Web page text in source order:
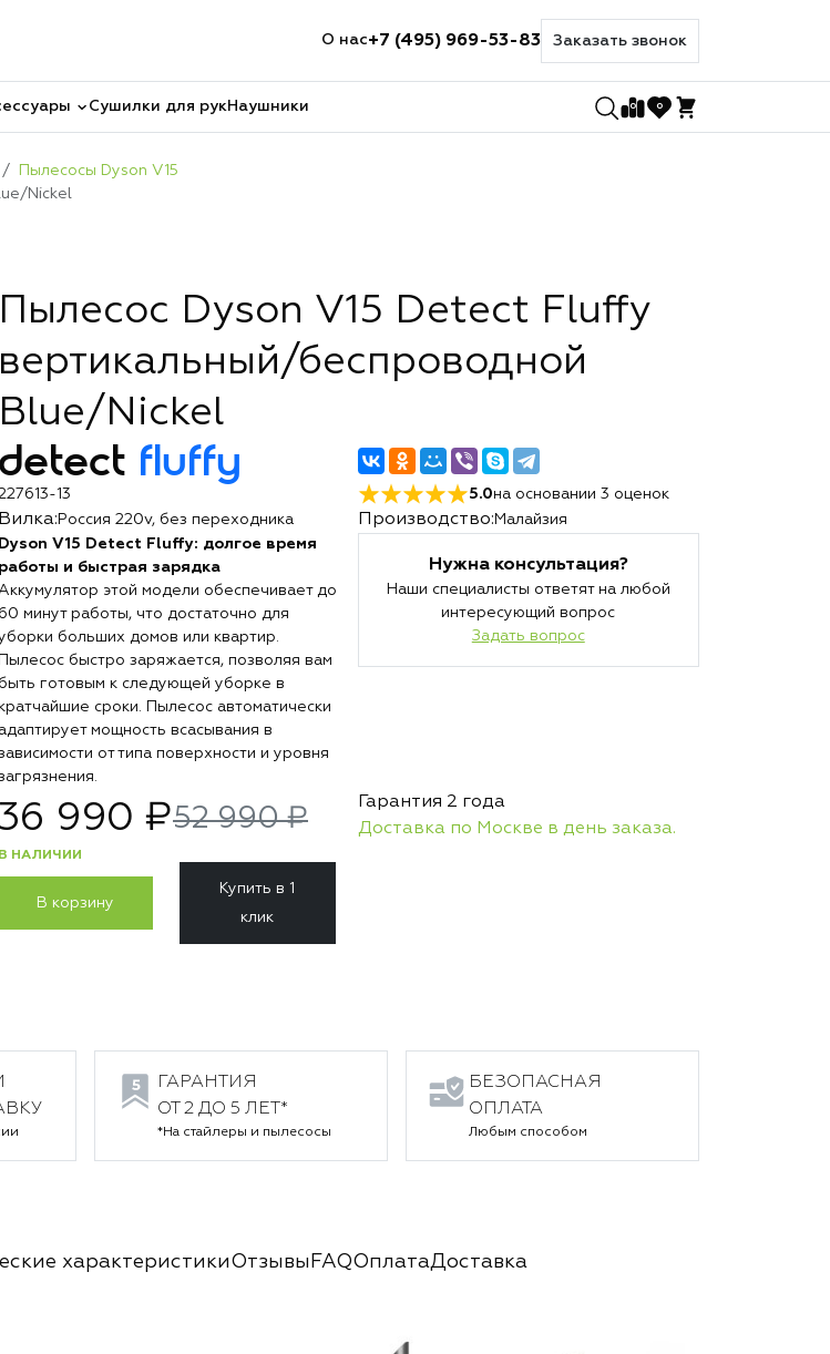
О нас+7 (495) 969-53-83 Заказать звонок
Сушилки для рукНаушники 0 0
Пылесосы Dyson V15
Nickel
Пылесос Dyson V15 Detect Fluffy
вертикальный/беспроводной
Blue/Nickel
detect fluffy
13 5.0на основании 3 оценок
Вилка: Россия 220v, без переходника Производство: Малайзия
Dyson V15 Detect Fluffy: долгое время
работы и быстрая зарядка
этой модели обеспечивает до
60 минут работы, что достаточно для
больших домов или квартир.
Пылесос быстро заряжается, позволяя вам
быть готовым к следующей уборке в
сроки. Пылесос автоматически
адаптирует мощность всасывания в
от типа поверхности и уровня
Нужна консультация?
Наши специалисты ответят на любой
интересующий вопрос
Задать вопрос
Гарантия 2 года
Доставка по Москве в день заказа.
36 990 ₽52 990 ₽
В НАЛИЧИИ
В корзину
Купить в 1
клик
ГАРАНТИЯ
ОТ 2 ДО 5 ЛЕТ*
*На стайлеры и пылесосы
БЕЗОПАСНАЯ
ОПЛАТА
Любым способом
характеристикиОтзывы FAQОплатаДоставка